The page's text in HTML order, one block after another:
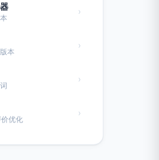
›
本
›
›
优化
›